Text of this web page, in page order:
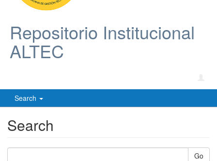
Repositorio Institucional
ALTEC
Search
Search
Go